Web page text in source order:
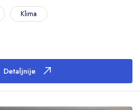
Klima
Detaljnije